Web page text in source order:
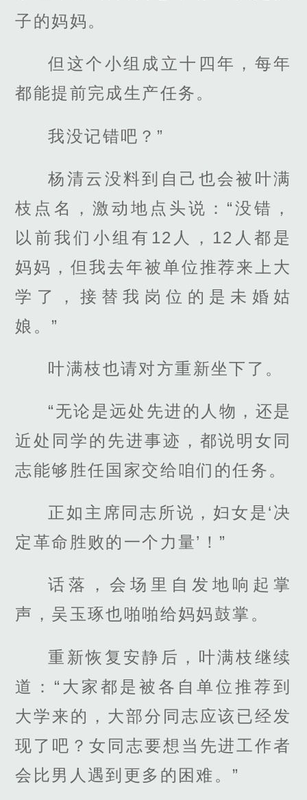
子的妈妈。
但这个小组成立十四年，每年
都能提前完成生产任务。
我没记错吧？”
杨清云没料到自己也会被叶满
枝点名，激动地点头说：“没错，
以前我们小组有12人，12人都是
妈妈，但我去年被单位推荐来上大
学了，接替我岗位的是未婚姑
娘。”
叶满枝也请对方重新坐下了。
“无论是远处先进的人物，还是
近处同学的先进事迹，都说明女同
志能够胜任国家交给咱们的任务。
正如主席同志所说，妇女是‘决
定革命胜败的一个力量’！”
话落，会场里自发地响起掌
声，吴玉琢也啪啪给妈妈鼓掌。
重新恢复安静后，叶满枝继续
道：“大家都是被各自单位推荐到
大学来的，大部分同志应该已经发
现了吧？女同志要想当先进工作者
会比男人遇到更多的困难。”